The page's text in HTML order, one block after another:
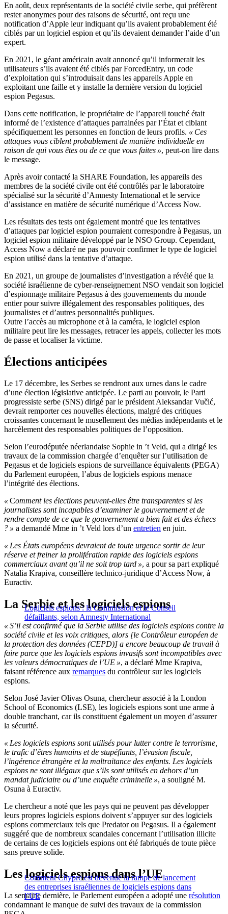
En août, deux représentants de la société civile serbe, qui préfèrent
rester anonymes pour des raisons de sécurité, ont reçu une
notification d’Apple leur indiquant qu’ils avaient probablement été
ciblés par un logiciel espion et qu’ils devaient demander l’aide d’un
expert.
En 2021, le géant américain avait annoncé qu’il informerait les
utilisateurs s’ils avaient été ciblés par ForcedEntry, un code
d’exploitation qui s’introduisait dans les appareils Apple en
exploitant une faille et y installe la dernière version du logiciel
espion Pegasus.
Dans cette notification, le propriétaire de l’appareil touché était
informé de l’existence d’attaques parrainées par l’État et ciblant
spécifiquement les personnes en fonction de leurs profils. « Ces
attaques vous ciblent probablement de manière individuelle en
raison de qui vous êtes ou de ce que vous faites », peut-on lire dans
le message.
Après avoir contacté la SHARE Foundation, les appareils des
membres de la société civile ont été contrôlés par le laboratoire
spécialisé sur la sécurité d’Amnesty International et le service
d’assistance en matière de sécurité numérique d’Access Now.
Les résultats des tests ont également montré que les tentatives
d’attaques par logiciel espion pourraient correspondre à Pegasus, un
logiciel espion militaire développé par le NSO Group. Cependant,
Access Now a déclaré ne pas pouvoir confirmer le type de logiciel
espion utilisé dans la tentative d’attaque.
En 2021, un groupe de journalistes d’investigation a révélé que la
société israélienne de cyber-renseignement NSO vendait son logiciel
d’espionnage militaire Pegasus à des gouvernements du monde
entier pour suivre illégalement des responsables politiques, des
journalistes et d’autres personnalités publiques.
Outre l’accès au microphone et à la caméra, le logiciel espion
militaire peut lire les messages, retracer les appels, collecter les mots
de passe et localiser la victime.
Élections anticipées
Le 17 décembre, les Serbes se rendront aux urnes dans le cadre
d’une élection législative anticipée. Le parti au pouvoir, le Parti
progressiste serbe (SNS) dirigé par le président Aleksandar Vučić,
devrait remporter ces nouvelles élections, malgré des critiques
croissantes concernant le musellement des médias indépendants et le
harcèlement des responsables politiques de l’opposition.
Selon l’eurodéputée néerlandaise Sophie in ’t Veld, qui a dirigé les
travaux de la commission chargée d’enquêter sur l’utilisation de
Pegasus et de logiciels espions de surveillance équivalents (PEGA)
du Parlement européen, l’abus de logiciels espions menace
l’intégrité des élections.
«Comment les élections peuvent-elles être transparentes si les
journalistes sont incapables d’examiner le gouvernement et de
rendre compte de ce que le gouvernement a bien fait et des échecs
? » a demandé Mme in ’t Veld lors d’un entretien en juin.
« Les États européens devraient de toute urgence sortir de leur
réserve et freiner la prolifération rapide des logiciels espions
commerciaux avant qu’il ne soit trop tard », a pour sa part expliqué
Natalia Krapiva, conseillère technico-juridique d’Access Now, à
Euractiv.
Logiciels espions : la Commission et le Conseil
défaillants, selon Amnesty International
La Serbie et les logiciels espions
« S’il est confirmé que la Serbie utilise des logiciels espions contre la
société civile et les voix critiques, alors [le Contrôleur européen de
la protection des données (CEPD)] a encore beaucoup de travail à
faire parce que les logiciels espions invasifs sont incompatibles avec
les valeurs démocratiques de l’UE », a déclaré Mme Krapiva,
faisant référence aux remarques du contrôleur sur les logiciels
espions.
Selon José Javier Olivas Osuna, chercheur associé à la London
School of Economics (LSE), les logiciels espions sont une arme à
double tranchant, car ils constituent également un moyen d’assurer
la sécurité.
« Les logiciels espions sont utilisés pour lutter contre le terrorisme,
le trafic d’êtres humains et de stupéfiants, l’évasion fiscale,
l’ingérence étrangère et la maltraitance des enfants. Les logiciels
espions ne sont illégaux que s’ils sont utilisés en dehors d’un
mandat judiciaire ou d’une enquête criminelle », a souligné M.
Osuna à Euractiv.
Le chercheur a noté que les pays qui ne peuvent pas développer
leurs propres logiciels espions doivent s’appuyer sur des logiciels
espions commerciaux tels que Predator ou Pegasus. Il a également
suggéré que de nombreux scandales concernant l’utilisation illicite
de certains de ces logiciels espions ont été fabriqués de toute pièce
sans preuve solide.
Comment Chypre est devenue la rampe de lancement
des entreprises israéliennes de logiciels espions dans
l’UE
Les logiciels espions dans l’UE
La semaine dernière, le Parlement européen a adopté une résolution
condamnant le manque de suivi des travaux de la commission